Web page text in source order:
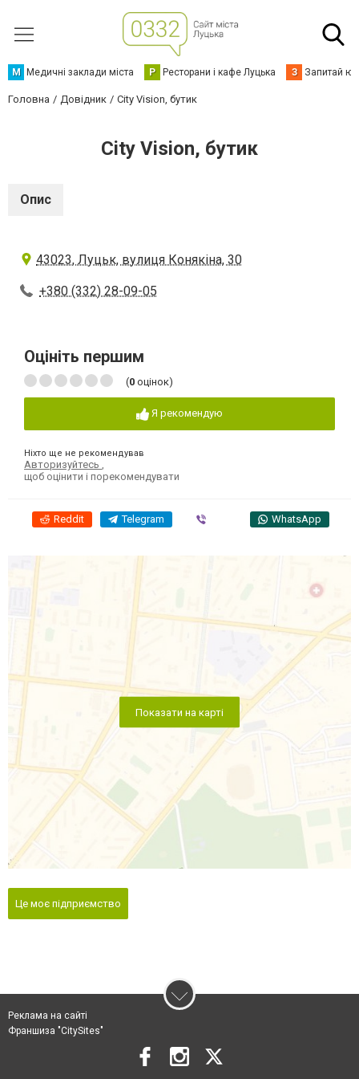
М Медичні заклади міста Р Ресторани і кафе Луцька З Запитай
Головна Довідник City Vision, бутик
City Vision, бутик
Опис
43023, Луцьк, вулиця Конякіна, 30
+380 (332) 28-09-05
Оцініть першим
(0 оцінок)
Я рекомендую
Ніхто ще не рекомендував
Авторизуйтесь
щоб оцінити і порекомендувати
Reddit Telegram WhatsApp
Показати на карті
Це моє підприємство
Реклама на сайті
Франшиза "CitySites"